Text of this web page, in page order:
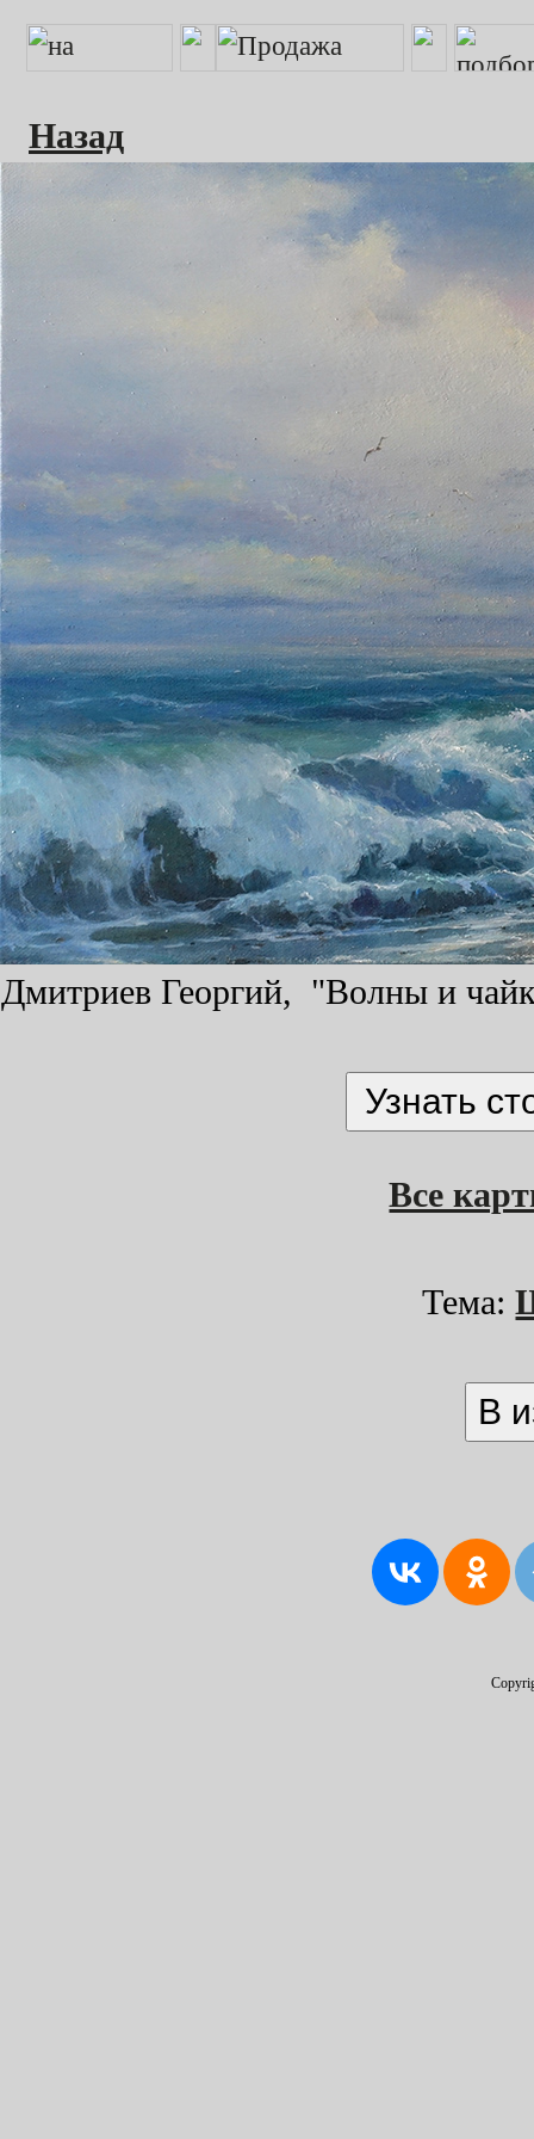
Назад
Дмитриев Георгий, "Волны и
Все
Тема: